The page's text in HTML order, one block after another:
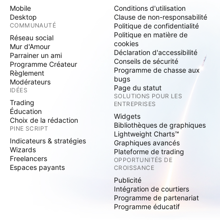
Mobile
Desktop
COMMUNAUTÉ
Réseau social
Mur d'Amour
Parrainer un ami
Programme Créateur
Règlement
Modérateurs
IDÉES
Trading
Éducation
Choix de la rédaction
PINE SCRIPT
Indicateurs & stratégies
Wizards
Freelancers
Espaces payants
Conditions d'utilisation
Clause de non-responsabilité
Politique de confidentialité
Politique en matière de
cookies
Déclaration d'accessibilité
Conseils de sécurité
Programme de chasse aux
bugs
Page du statut
SOLUTIONS POUR LES
ENTREPRISES
Widgets
Bibliothèques de graphiques
Lightweight Charts™
Graphiques avancés
Plateforme de trading
OPPORTUNITÉS DE
CROISSANCE
Publicité
Intégration de courtiers
Programme de partenariat
Programme éducatif